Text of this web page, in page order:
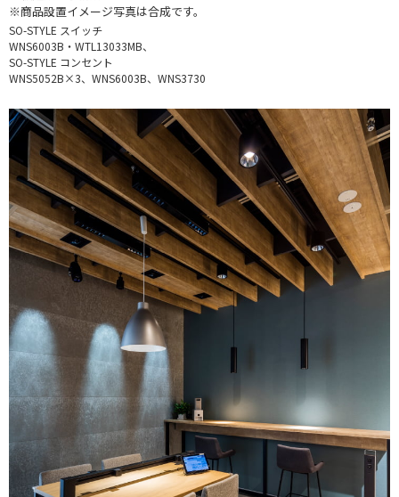
※商品設置イメージ写真は合成です。
SO-STYLE スイッチ
WNS6003B・WTL13033MB、
SO-STYLE コンセント
WNS5052B×3、WNS6003B、WNS3730